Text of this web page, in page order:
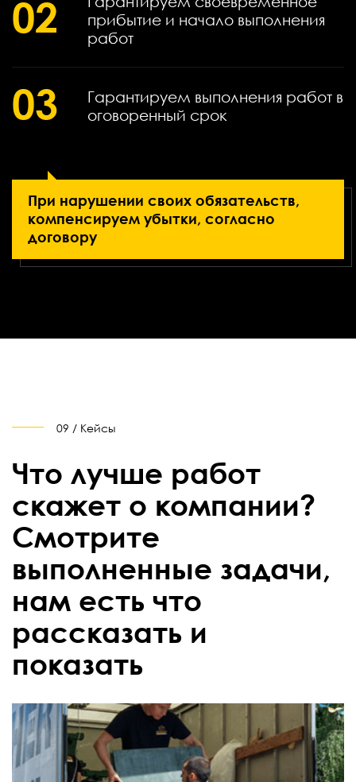
02
прибытие и начало выполнения
работ
03
Гарантируем выполнения работ в
оговоренный срок
При нарушении своих обязательств,
компенсируем убытки, согласно
договору
09 / Кейсы
Что лучше работ
скажет о компании?
Смотрите
выполненные задачи,
нам есть что
рассказать и
показать